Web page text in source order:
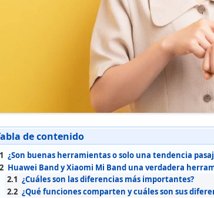
de contenido
1 ¿Son buenas herramientas o solo una tendencia
2 Huawei Band y Xiaomi Mi Band una verdadera
2.1 ¿Cuáles son las diferencias más importantes?
2.2 ¿Qué funciones comparten y cuáles son sus